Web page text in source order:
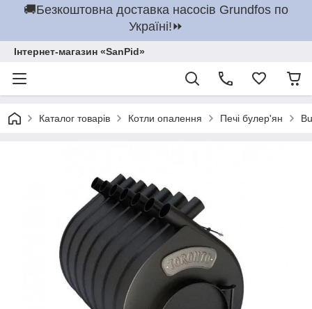
🚚Безкоштовна доставка насосів Grundfos по
Україні!⏩
Інтернет-магазин «SanPid»
Каталог товарів Котли опалення Печі булер'ян